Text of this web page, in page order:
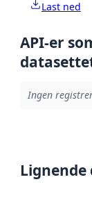
Last ned
API-er
Ingen